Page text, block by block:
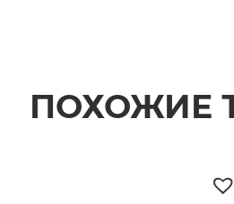
ПОХОЖИЕ